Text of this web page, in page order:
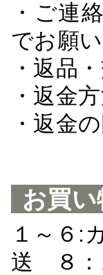
・ご連
でお願
・返品
・返金
・返金
お買
１～６:
送 ８：